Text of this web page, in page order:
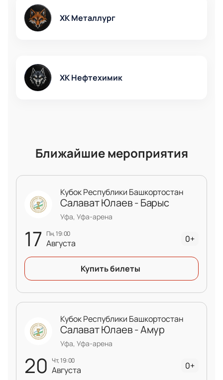
ХК Металлург
ХК Нефтехимик
Ближайшие мероприятия
17 пн, 19:00
Августа
Кубок Республики Башкортостан
Салават Юлаев - Барыс
Уфа, Уфа-арена
0+
Купить билеты
20 чт, 19:00
Августа
Кубок Республики Башкортостан
Салават Юлаев - Амур
Уфа, Уфа-арена
0+